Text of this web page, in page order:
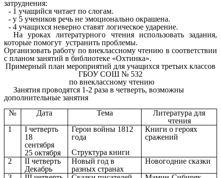
затруднения:
- 1 учащийся читает по слогам.
- у 5 учеников речь не эмоционально окрашена.
- 4 учащихся неверно ставят логическое ударение.
На уроках литературного чтения использовать задания,
которые помогут устранить проблемы.
Организовать работу по внеклассному чтению в соответствии
с планом занятий в библиотеке «Охтинка».
Примерный план мероприятий для учащихся третьих классов
ГБОУ СОШ № 532
по внеклассному чтению
Занятия проводятся 1-2 раза в четверть, возможны
дополнительные занятия
№
Дата Тема
Литература для
чтения
1
I четверть
18
сентября
25 октября
Герои войны 1812
года
Структура книги
Книги о героях
сражений
2
II четверть
Декабрь
Новый год в
разных странах
Новогодние сказки